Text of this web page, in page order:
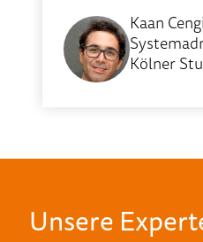
Kaan
Kölner
Unsere